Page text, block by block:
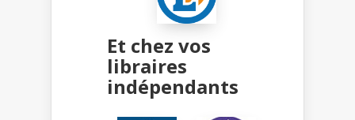
Et chez vos
libraires
indépendants